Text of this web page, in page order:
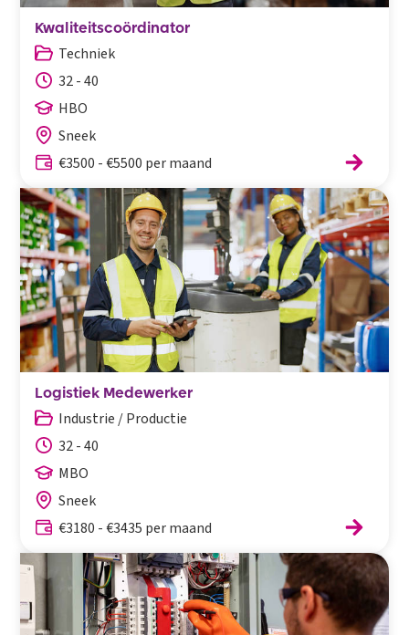
Kwaliteitscoördinator
Techniek
32 - 40
HBO
Sneek
€3500 - €5500 per maand
Logistiek Medewerker
Industrie / Productie
32 - 40
MBO
Sneek
€3180 - €3435 per maand